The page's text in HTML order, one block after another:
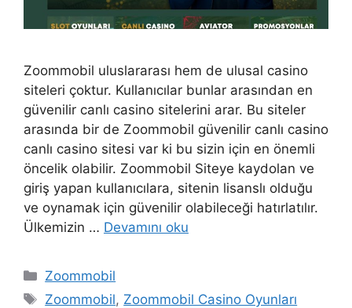
Zoommobil uluslararası hem de ulusal casino
siteleri çoktur. Kullanıcılar bunlar arasından en
güvenilir canlı casino sitelerini arar. Bu siteler
arasında bir de Zoommobil güvenilir canlı casino
canlı casino sitesi var ki bu sizin için en önemli
öncelik olabilir. Zoommobil Siteye kaydolan ve
giriş yapan kullanıcılara, sitenin lisanslı olduğu
ve oynamak için güvenilir olabileceği hatırlatılır.
Ülkemizin … Devamını oku
Kategoriler
Zoommobil
Etiketler
Zoommobil, Zoommobil Casino Oyunları